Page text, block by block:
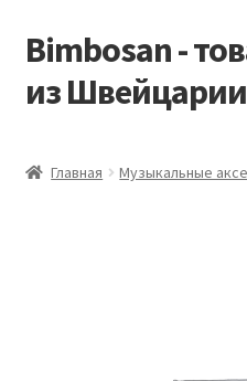
Перейти
к
навигации
Перейти
к
содержимому
Bimbosan -
из Швейцарии
Главная Музыкальные